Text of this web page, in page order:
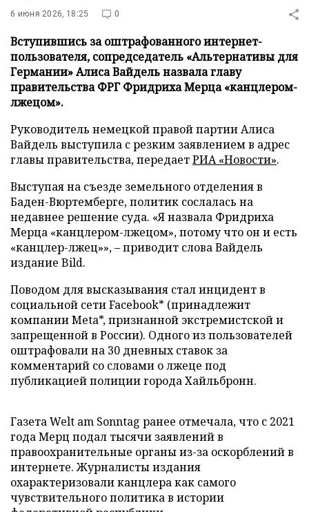
6 июня 2026, 18:25 0
Вступившись за оштрафованного интернет-
пользователя, сопредседатель «Альтернативы для
Германии» Алиса Вайдель назвала главу
правительства ФРГ Фридриха Мерца «канцлером-
лжецом».
Руководитель немецкой правой партии Алиса
Вайдель выступила с резким заявлением в адрес
главы правительства, передаетРИА «Новости».
Выступая на съезде земельного отделения в
Баден-Вюртемберге, политик сослалась на
недавнее решение суда. «Я назвала Фридриха
Мерца «канцлером-лжецом», потому что он и есть
«канцлер-лжец»», – приводит слова Вайдель
издание Bild.
Поводом для высказывания стал инцидент в
социальной сети Facebook* (принадлежит
компании Meta*, признанной экстремистской и
запрещенной в России). Одного из пользователей
оштрафовали на 30 дневных ставок за
комментарий со словами о лжеце под
публикацией полиции города Хайльбронн.
Газета Welt am Sonntag ранее отмечала, что с 2021
года Мерц подал тысячи заявлений в
правоохранительные органы из-за оскорблений в
интернете. Журналисты издания
охарактеризовали канцлера как самого
чувствительного политика в истории